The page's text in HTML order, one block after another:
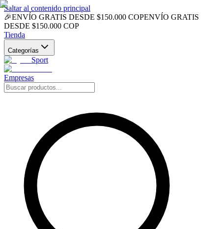
Saltar al contenido principal
🎉ENVÍO GRATIS DESDE $150.000 COPENVÍO GRATIS
DESDE $150.000 COP
Tienda
Categorías
Sport
Empresas